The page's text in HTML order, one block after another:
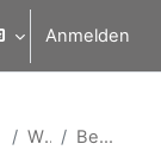
Anmelden
WS25/26 Beschreibung